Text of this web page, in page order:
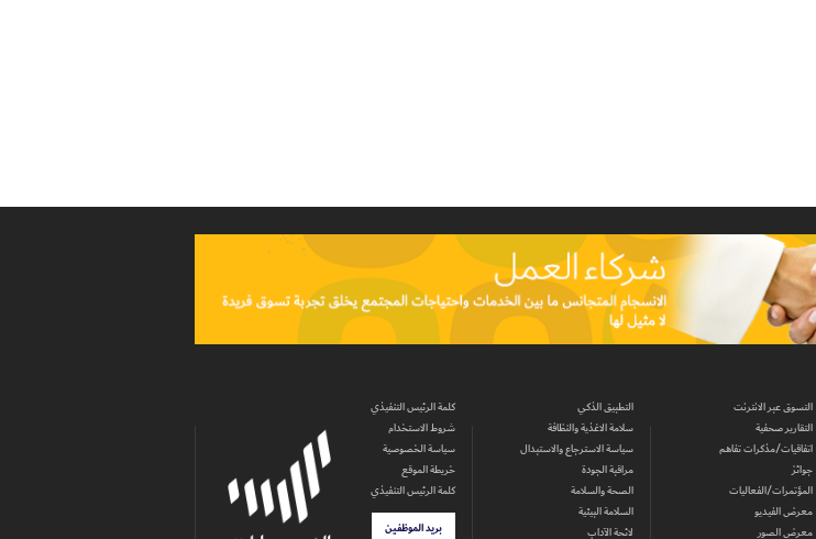
التسوق عبر الانترنت
التقارير صحفية
اتفاقيات/مذكرات تفاهم
جوائز
المؤتمرات/الفعاليات
معرض الفيديو
معرض الصور
التطبيق الذكي
سلامة الاغذية والنظافة
سياسة الاسترجاع والاستبدال
مراقبة الجودة
الصحة والسلامة
السلامة البيئية
لائحة الآداب
كلمة الرئيس التنفيذي
شروط الاستخدام
سياسة الخصوصية
خريطة الموقع
كلمة الرئيس التنفيذي
بريد الموظفين